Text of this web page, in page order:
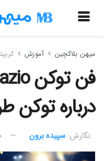
میهن بلاکچین آموزش
درباره توکن
نگارش:‌ سپیده برون